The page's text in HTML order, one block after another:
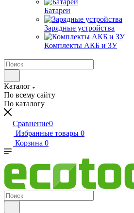
Батареи
Зарядные устройства
Комплекты АКБ и ЗУ
Каталог
По всему сайту
По каталогу
Сравнение0
Избранные товары 0
Корзина 0